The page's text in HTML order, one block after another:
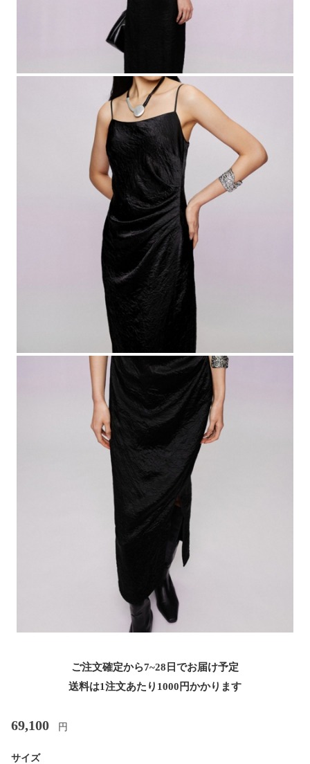
ご注文確定から7~28日でお届け予定
送料は1注文あたり 1000 円かかります
69,100 円
サイズ